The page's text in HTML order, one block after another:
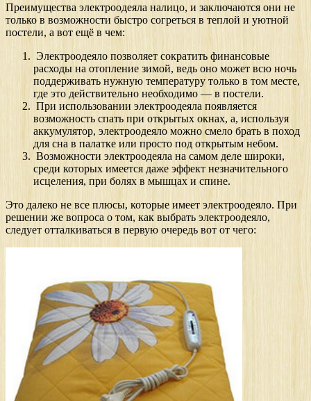
Преимущества электроодеяла налицо, и заключаются они не
только в возможности быстро согреться в теплой и уютной
постели, а вот ещё в чем:
Электроодеяло позволяет сократить финансовые
расходы на отопление зимой, ведь оно может всю ночь
поддерживать нужную температуру только в том месте,
где это действительно необходимо — в постели.
При использовании электроодеяла появляется
возможность спать при открытых окнах, а, используя
аккумулятор, электроодеяло можно смело брать в поход
для сна в палатке или просто под открытым небом.
Возможности электроодеяла на самом деле широки,
среди которых имеется даже эффект незначительного
исцеления, при болях в мышцах и спине.
Это далеко не все плюсы, которые имеет электроодеяло. При
решении же вопроса о том, как выбрать электроодеяло,
следует отталкиваться в первую очередь вот от чего: